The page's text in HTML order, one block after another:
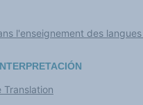
y coloquios)
l'enseignement des
Translation